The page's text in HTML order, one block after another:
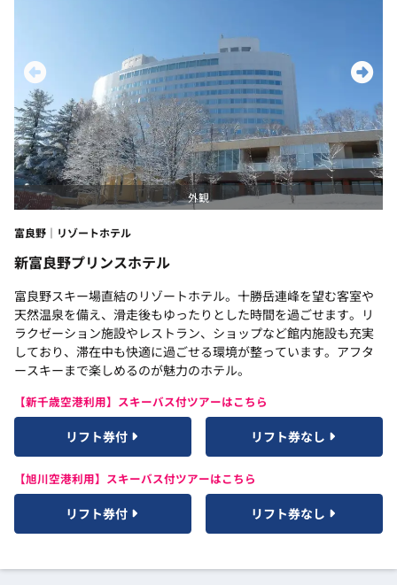
外観
富良野｜リゾートホテル
新富良野プリンスホテル
富良野スキー場直結のリゾートホテル。十勝岳連峰を望む客室や
天然温泉を備え、滑走後もゆったりとした時間を過ごせます。リ
ラクゼーション施設やレストラン、ショップなど館内施設も充実
しており、滞在中も快適に過ごせる環境が整っています。アフタ
ースキーまで楽しめるのが魅力のホテル。
【新千歳空港利用】スキーバス付ツアーはこちら
リフト券付 リフト券なし
【旭川空港利用】スキーバス付ツアーはこちら
リフト券付 リフト券なし